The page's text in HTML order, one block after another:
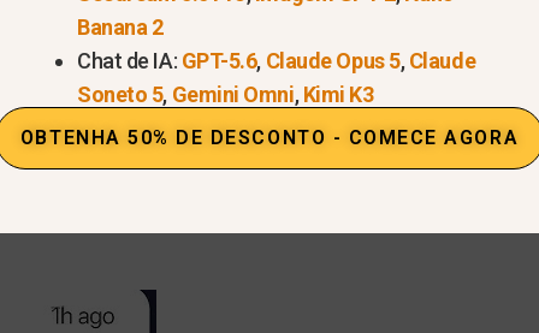
aos poucos, com 2 ou 3 vídeos por semana,
sem me sentir sobrecarregado.
passo a passo para criar
Banana 2
Chat de IA: GPT-5.6, Claude Opus 5,Claude
Soneto 5, Gemini Omni,Kimi K3
OBTENHA 50% DE DESCONTO - COMECE AGORA